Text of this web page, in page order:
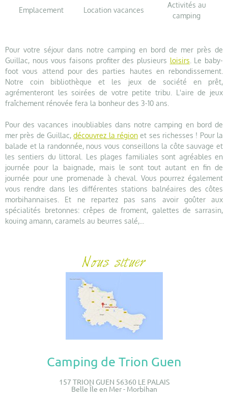
Emplacement Location vacances
Activités au
camping
Pour votre séjour dans notre camping en bord de mer près de
Guillac, nous vous faisons profiter des plusieurs loisirs . Le baby-
foot vous attend pour des parties hautes en rebondissement.
Notre coin bibliothèque et les jeux de société en prêt,
agrémenteront les soirées de votre petite tribu. L'aire de jeux
fraîchement rénovée fera la bonheur des 3-10 ans.
Pour des vacances inoubliables dans notre camping en bord de
mer près de Guillac,découvrez la région et ses richesses ! Pour la
balade et la randonnée, nous vous conseillons la côte sauvage et
les sentiers du littoral. Les plages familiales sont agréables en
journée pour la baignade, mais le sont tout autant en fin de
journée pour une promenade à cheval. Vous pourrez également
vous rendre dans les différentes stations balnéaires des côtes
morbihannaises. Et ne repartez pas sans avoir goûter aux
spécialités bretonnes: crêpes de froment, galettes de sarrasin,
kouing amann, caramels au beurres salé,...
Camping de Trion Guen
157 TRION GUEN 56360 LE PALAIS
Belle Île en Mer - Morbihan